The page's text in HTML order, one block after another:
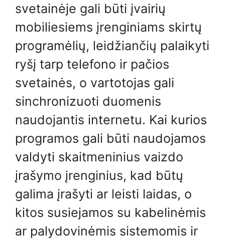
svetainėje gali būti įvairių
mobiliesiems įrenginiams skirtų
programėlių, leidžiančių palaikyti
ryšį tarp telefono ir pačios
svetainės, o vartotojas gali
sinchronizuoti duomenis
naudojantis internetu. Kai kurios
programos gali būti naudojamos
valdyti skaitmeninius vaizdo
įrašymo įrenginius, kad būtų
galima įrašyti ar leisti laidas, o
kitos susiejamos su kabelinėmis
ar palydovinėmis sistemomis ir